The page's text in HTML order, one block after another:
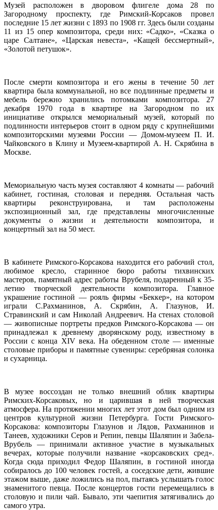
Музей расположен в дворовом флигеле дома 28 по
Загородному проспекту, где Римский-Корсаков провел
последние 15 лет жизни с 1893 по 1908 гг. Здесь были созданы
11 из 15 опер композитора, среди них: «Садко», «Сказка о
царе Салтане», «Царская невеста», «Кащей бессмертный»,
«Золотой петушок».
После смерти композитора и его жены в течение 50 лет
квартира была коммунальной, но все подлинные предметы и
мебель бережно хранились потомками композитора. 27
декабря 1970 года в квартире на Загородном по их
инициативе открылся мемориальный музей, который по
подлинности интерьеров стоит в одном ряду с крупнейшими
композиторскими музеями России — Домом-музеем П. И.
Чайковского в Клину и Музеем-квартирой А. Н. Скрябина в
Москве.
Мемориальную часть музея составляют 4 комнаты — рабочий
кабинет, гостиная, столовая и передняя. Остальная часть
квартиры реконструирована, и там расположены
экспозиционный зал, где представлены многочисленные
документы о жизни и деятельности композитора, и
концертный зал на 50 мест.
В кабинете Римского-Корсакова находится его рабочий стол,
любимое кресло, старинное бюро работы тихвинских
мастеров, памятный адрес работы Врубеля, подаренный к 35-
летию творческой деятельности композитора. Главное
украшение гостиной — рояль фирмы «Беккер», на котором
играли С.Рахманинов, А. Скрябин, А. Глазунов, И.
Стравинский и сам Николай Андреевич. На стенах столовой
— живописные портреты предков Римского-Корсакова — он
принадлежал к древнему дворянскому роду, известному в
России с конца XIV века. На обеденном столе — именные
столовые приборы и памятные сувениры: серебряная солонка
и сухарница.
В музее воссоздан не только внешний облик квартиры
Римских-Корсаковых, но и царившая в ней творческая
атмосфера. На протяжении многих лет этот дом был одним из
центров культурной жизни Петербурга. Гости Римского-
Корсакова: композиторы Глазунов и Лядов, Рахманинов и
Танеев, художники Серов и Репин, певцы Шаляпин и Забела-
Врубель — принимали активное участие в музыкальных
вечерах, которые получили название «корсаковских сред».
Когда сюда приходил Федор Шаляпин, в гостиной иногда
собиралось до 100 человек гостей, а соседские дети, жившие
этажом выше, даже ложились на пол, пытаясь услышать голос
знаменитого певца. После концертов гости перемещались в
столовую и пили чай. Бывало, эти чаепития затягивались до
самого утра.